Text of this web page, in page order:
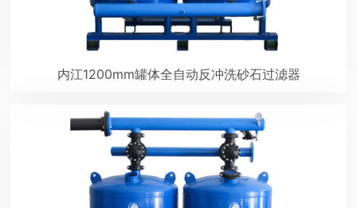
内江1200mm罐体全自动反冲洗砂石过滤器